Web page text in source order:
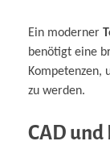
Ein moderner
benötigt eine
Kompetenzen,
zu werden.
CAD und